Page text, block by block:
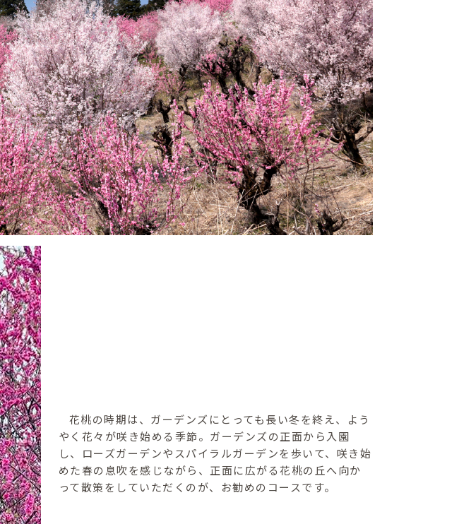
花桃の時期は、ガーデンズにとっても長い冬を終え、よう
やく花々が咲き始める季節。ガーデンズの正面から入園
し、ローズガーデンやスパイラルガーデンを歩いて、咲き始
めた春の息吹を感じながら、正面に広がる花桃の丘へ向か
って散策をしていただくのが、お勧めのコースです。